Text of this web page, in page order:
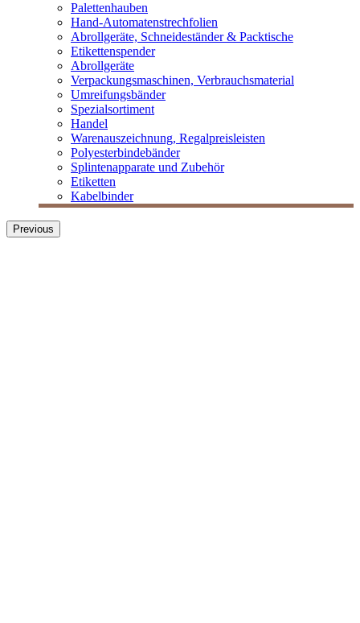
Palettenhauben
Hand-Automatenstrechfolien
Abrollgeräte, Schneideständer & Packtische
Etikettenspender
Abrollgeräte
Verpackungsmaschinen, Verbrauchsmaterial
Umreifungsbänder
Spezialsortiment
Handel
Warenauszeichnung, Regalpreisleisten
Polyesterbindebänder
Splintenapparate und Zubehör
Etiketten
Kabelbinder
Previous